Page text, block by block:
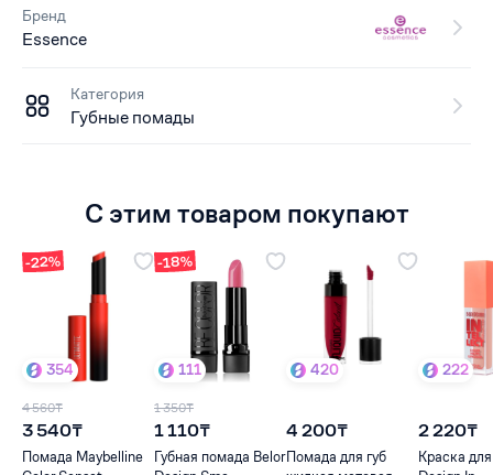
Бренд
Essence
Категория
Губные помады
С этим товаром покупают
-22%
354
4 560₸
3 540₸
Помада Maybelline
-18%
111
1 350₸
1 110₸
Губная помада Belor
420
4 200₸
Помада для губ
222
2 220₸
Краска